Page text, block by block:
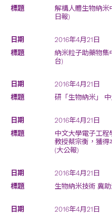
解構人體生物納米
日報)
2016年4月21日
納米粒子助藥物集
台)
2016年4月21日
研「生物納米」
2016年4月21日
中文大學電子工程
教授蔡宗衡，獲得
(大公報)
2016年4月21日
生物納米技術 冀
2016年4月21日